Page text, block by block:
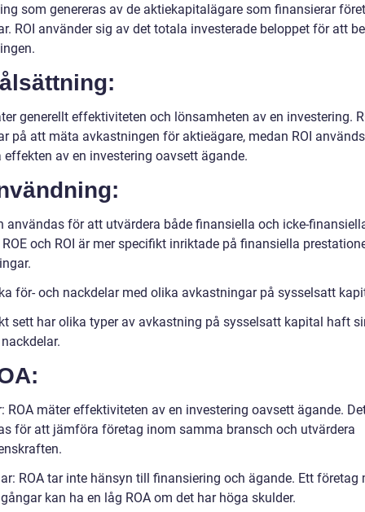
som genereras av de aktiekapitalägare som finansierar
ROI använder sig av det totala investerade beloppet för att
generellt effektiviteten och lönsamheten av en investering.
på att mäta avkastningen för aktieägare, medan ROI
effekten av en investering oavsett ägande.
användas för att utvärdera både finansiella och icke-
och ROI är mer specifikt inriktade på finansiella
för- och nackdelar med olika avkastningar på sysselsatt
sett har olika typer av avkastning på sysselsatt kapital haft
ROA mäter effektiviteten av en investering oavsett ägande.
för att jämföra företag inom samma bransch och utvärdera
ROA tar inte hänsyn till finansiering och ägande. Ett företag
kan ha en låg ROA om det har höga skulder.